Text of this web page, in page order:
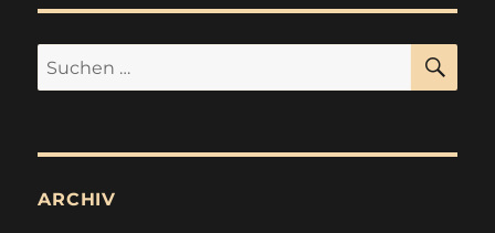
Suchen
nach:
ARCHIV